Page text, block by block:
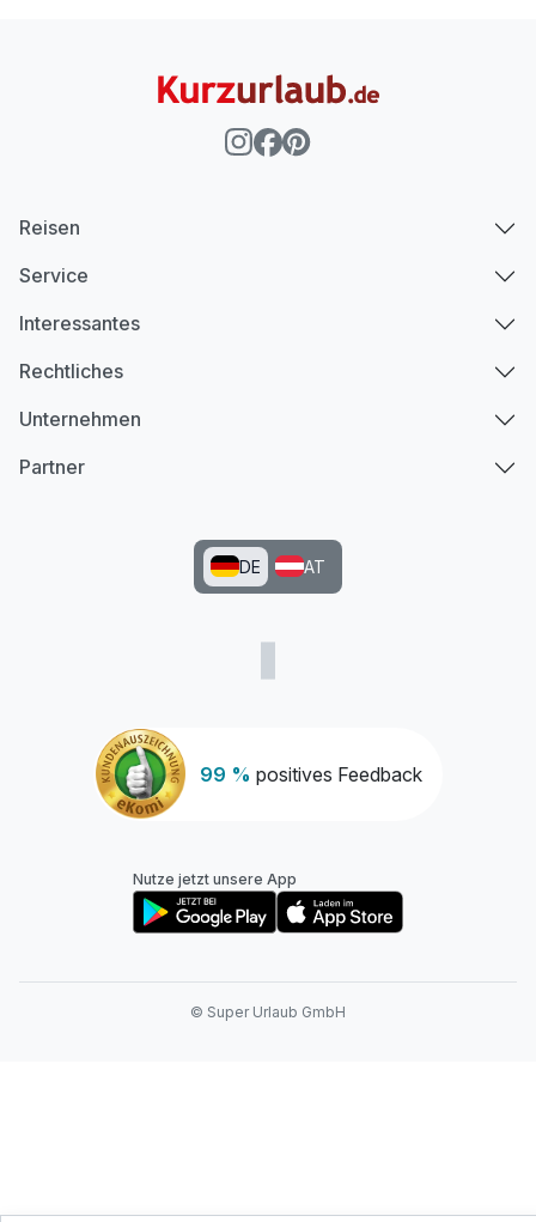
99 % positives Feedback
Reisen
Service
Interessantes
Rechtliches
Unternehmen
Partner
DE AT
Nutze jetzt unsere App
© Super Urlaub GmbH